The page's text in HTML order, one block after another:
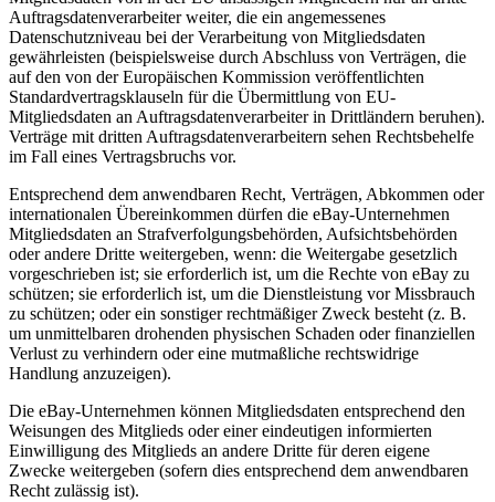
Auftragsdatenverarbeiter weiter, die ein angemessenes
Datenschutzniveau bei der Verarbeitung von Mitgliedsdaten
gewährleisten (beispielsweise durch Abschluss von Verträgen, die
auf den von der Europäischen Kommission veröffentlichten
Standardvertragsklauseln für die Übermittlung von EU-
Mitgliedsdaten an Auftragsdatenverarbeiter in Drittländern beruhen).
Verträge mit dritten Auftragsdatenverarbeitern sehen Rechtsbehelfe
im Fall eines Vertragsbruchs vor.
Entsprechend dem anwendbaren Recht, Verträgen, Abkommen oder
internationalen Übereinkommen dürfen die eBay-Unternehmen
Mitgliedsdaten an Strafverfolgungsbehörden, Aufsichtsbehörden
oder andere Dritte weitergeben, wenn: die Weitergabe gesetzlich
vorgeschrieben ist; sie erforderlich ist, um die Rechte von eBay zu
schützen; sie erforderlich ist, um die Dienstleistung vor Missbrauch
zu schützen; oder ein sonstiger rechtmäßiger Zweck besteht (z. B.
um unmittelbaren drohenden physischen Schaden oder finanziellen
Verlust zu verhindern oder eine mutmaßliche rechtswidrige
Handlung anzuzeigen).
Die eBay-Unternehmen können Mitgliedsdaten entsprechend den
Weisungen des Mitglieds oder einer eindeutigen informierten
Einwilligung des Mitglieds an andere Dritte für deren eigene
Zwecke weitergeben (sofern dies entsprechend dem anwendbaren
Recht zulässig ist).